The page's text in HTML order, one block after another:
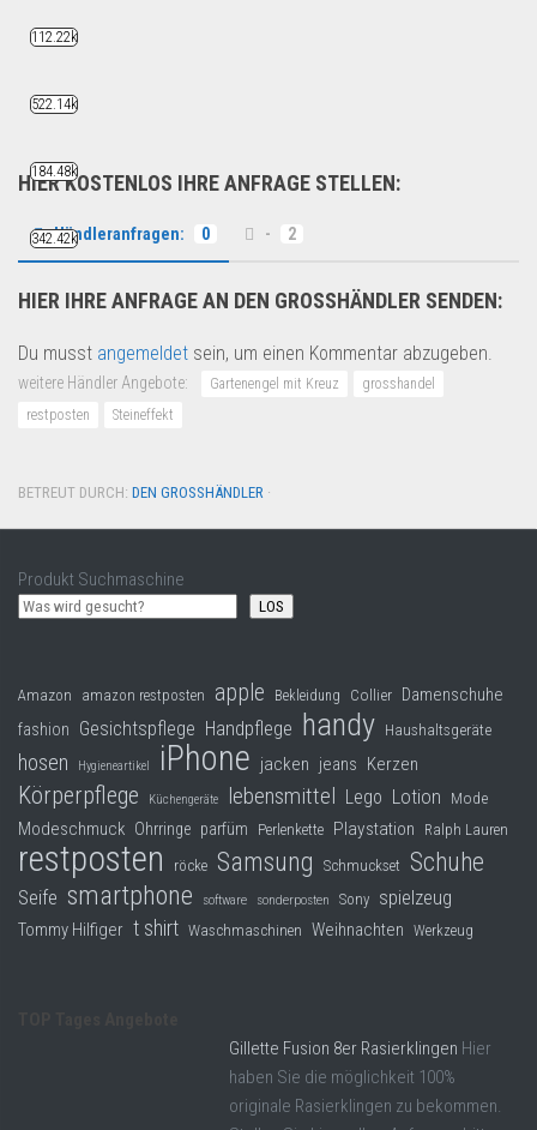
Guten Tag, ich bi...
HIER KOSTENLOS IHRE ANFRAGE STELLEN:
Händleranfragen: 0 - 2
HIER IHRE ANFRAGE AN DEN GROSSHÄNDLER SENDEN:
Du musst angemeldet sein, um einen Kommentar abzugeben.
weitere Händler Angebote: Gartenengel mit Kreuz
grosshandel
restposten
Steineffekt
BETREUT DURCH: DEN GROSSHÄNDLER ·
Produkt Suchmaschine
LOS
Amazon amazon restposten apple Bekleidung Collier Damenschuhe
fashion Gesichtspflege Handpflege handy Haushaltsgeräte
hosen Hygieneartikel iPhone jacken jeans Kerzen
Körperpflege Küchengeräte lebensmittel Lego Lotion Mode
Modeschmuck Ohrringe parfüm Perlenkette Playstation Ralph Lauren
restposten röcke Samsung Schmuckset Schuhe
Seife smartphone software sonderposten Sony spielzeug
Tommy Hilfiger t shirt Waschmaschinen Weihnachten Werkzeug
Gillette Fusion 8er Rasierklingen Hier
haben Sie die möglichkeit 100%
originale Rasierklingen zu bekommen.
112.22k
522.14k
184.48k
342.42k